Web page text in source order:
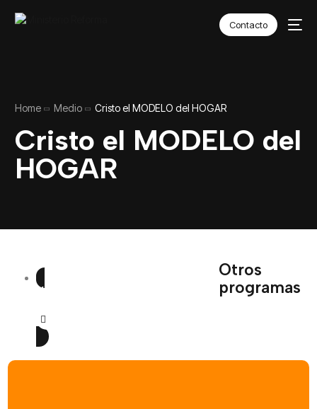
Contacto
Home Medio Cristo el MODELO del HOGAR
Cristo el MODELO del
HOGAR
Otros
programas
VOLVER AL HUB